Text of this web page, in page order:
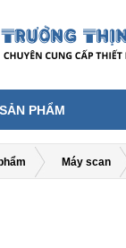
PHẨM
Máy scan